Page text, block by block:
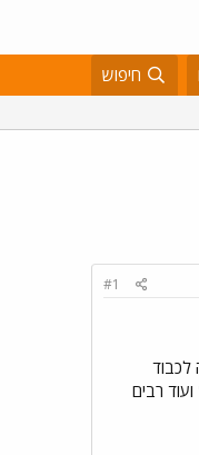
חיפוש
#1
לכבוד
רבים